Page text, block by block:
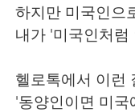
하지만 미국인으
내가 '미국인처럼
헬로톡에서 이런
'동양인이면 미